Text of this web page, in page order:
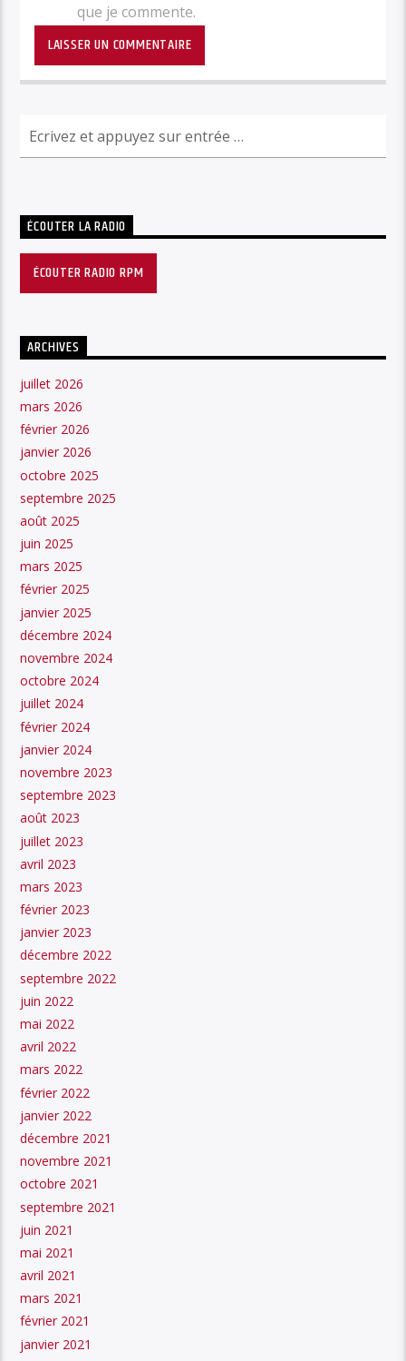
que je commente.
ÉCOUTER LA RADIO
ÉCOUTER RADIO RPM
ARCHIVES
juillet 2026
mars 2026
février 2026
janvier 2026
octobre 2025
septembre 2025
août 2025
juin 2025
mars 2025
février 2025
janvier 2025
décembre 2024
novembre 2024
octobre 2024
juillet 2024
février 2024
janvier 2024
novembre 2023
septembre 2023
août 2023
juillet 2023
avril 2023
mars 2023
février 2023
janvier 2023
décembre 2022
septembre 2022
juin 2022
mai 2022
avril 2022
mars 2022
février 2022
janvier 2022
décembre 2021
novembre 2021
octobre 2021
septembre 2021
juin 2021
mai 2021
avril 2021
mars 2021
février 2021
janvier 2021